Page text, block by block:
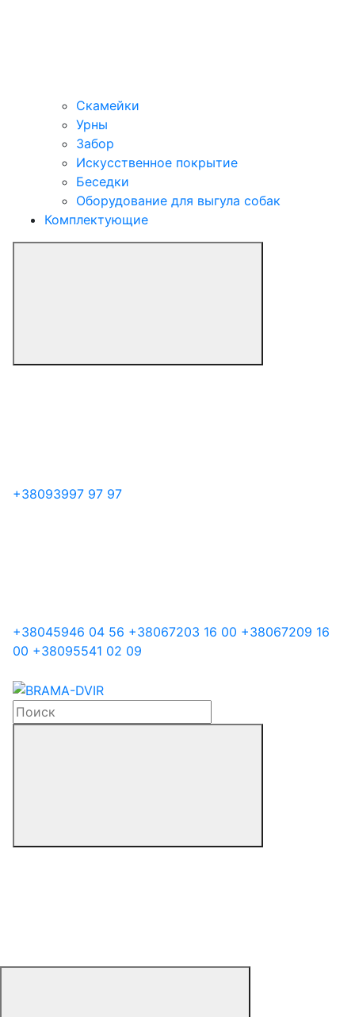
Скамейки
Урны
Забор
Искусственное покрытие
Беседки
Оборудование для выгула собак
Комплектующие
+38093997 97 97
+38045946 04 56 +38067203 16 00 +38067209 16
00 +38095541 02 09